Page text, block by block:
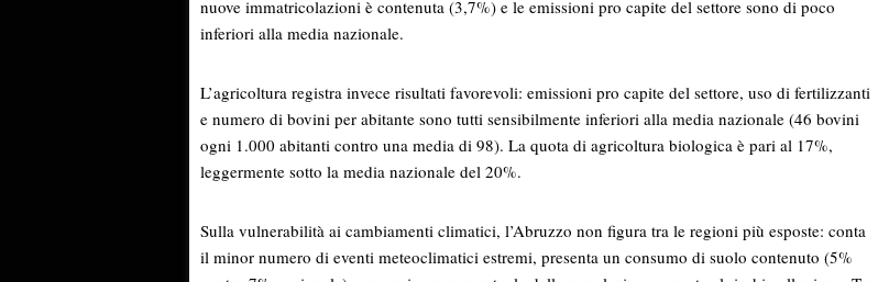
nuove immatricolazioni è contenuta (3,7%) e le emissioni pro capite del settore sono di poco
inferiori alla media nazionale.
L’agricoltura registra invece risultati favorevoli: emissioni pro capite del settore, uso di fertilizzanti
e numero di bovini per abitante sono tutti sensibilmente inferiori alla media nazionale (46 bovini
ogni 1.000 abitanti contro una media di 98). La quota di agricoltura biologica è pari al 17%,
leggermente sotto la media nazionale del 20%.
Sulla vulnerabilità ai cambiamenti climatici, l’Abruzzo non figura tra le regioni più esposte: conta
il minor numero di eventi meteoclimatici estremi, presenta un consumo di suolo contenuto (5%